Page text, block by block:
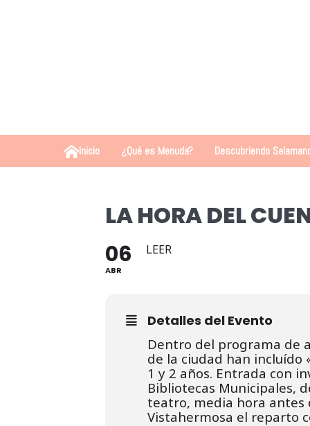
Inicio ¿Qué es Menuda? Descubriendo
LA HORA DEL
06
ABR
LEER
Detalles del Evento
Dentro del programa de
de la ciudad han incluído
1 y 2 años. Entrada con
Bibliotecas Municipales,
teatro, media hora antes
Vistahermosa el reparto